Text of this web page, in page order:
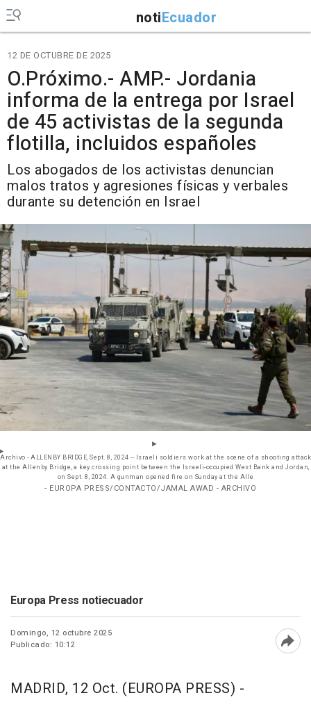
notiEcuador
12 DE OCTUBRE DE 2025
O.Próximo.- AMP.- Jordania
informa de la entrega por Israel
de 45 activistas de la segunda
flotilla, incluidos españoles
Los abogados de los activistas denuncian
malos tratos y agresiones físicas y verbales
durante su detención en Israel
Archivo - ALLENBY BRIDGE, Sept. 8, 2024 -- Israeli soldiers work at the scene of a shooting attack
at the Allenby Bridge, a key crossing point between the Israeli-occupied West Bank and Jordan,
on Sept. 8, 2024. A gunman opened fire on Sunday at the Alle
- EUROPA PRESS/CONTACTO/JAMAL AWAD - ARCHIVO
Europa Press notiecuador
Domingo, 12 octubre 2025
Publicado: 10:12
MADRID, 12 Oct. (EUROPA PRESS) -